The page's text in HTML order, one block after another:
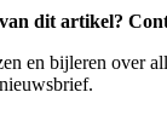
dit artikel?
en bijleren over